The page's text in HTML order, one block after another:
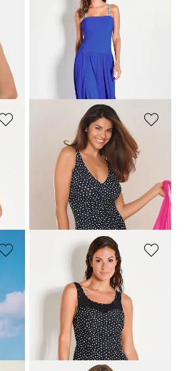
30
Multistyle jumpsuit
139,95 €
Badpak met stippen
95,96 €
119,95 €
Laagste prijs van de afgelopen 30
dagen**: 119,95 € (-20%)
Badpak met rokje
112,46 €
149,95 €